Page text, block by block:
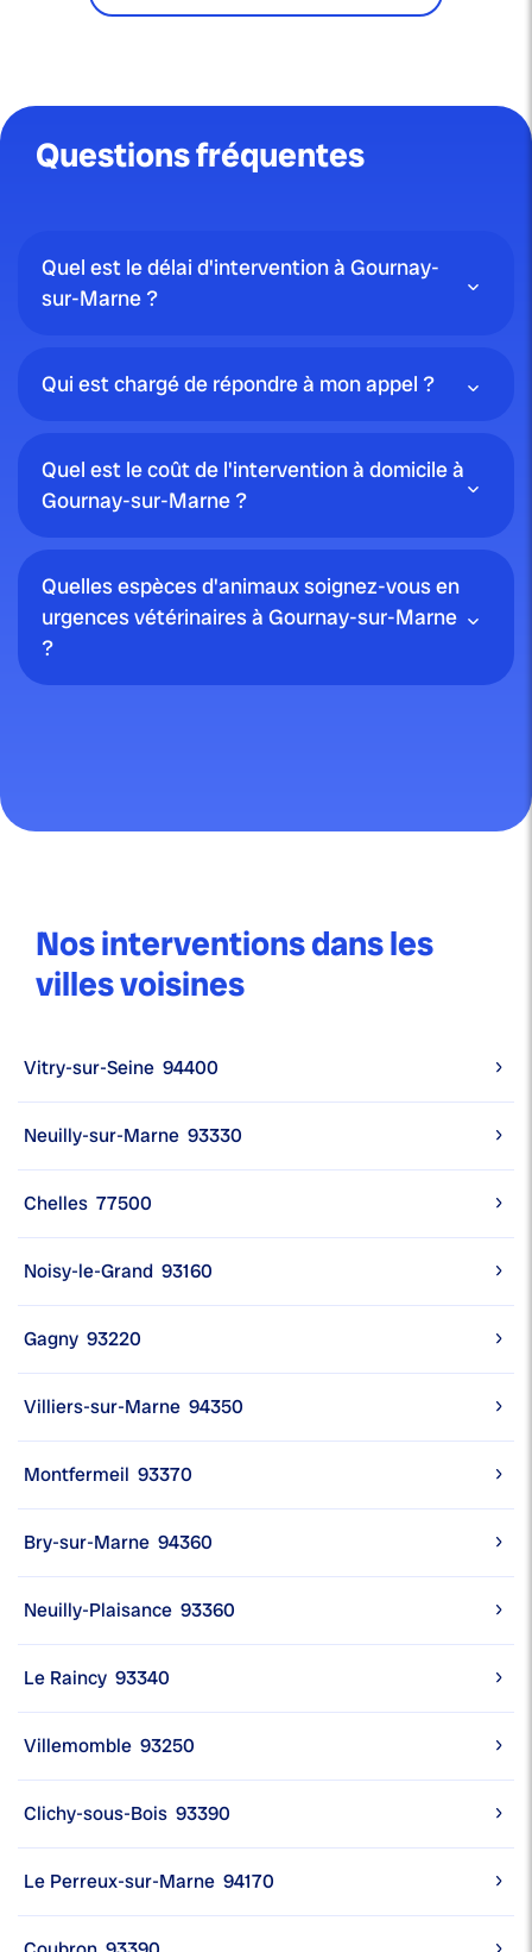
Questions fréquentes
Quel est le délai d'intervention à Gournay-
sur-Marne ?
Qui est chargé de répondre à mon appel ?
Quel est le coût de l'intervention à domicile à
Gournay-sur-Marne ?
Quelles espèces d'animaux soignez-vous en
urgences vétérinaires à Gournay-sur-Marne
?
Nos interventions dans les
villes voisines
Vitry-sur-Seine 94400
Neuilly-sur-Marne 93330
Chelles 77500
Noisy-le-Grand 93160
Gagny 93220
Villiers-sur-Marne 94350
Montfermeil 93370
Bry-sur-Marne 94360
Neuilly-Plaisance 93360
Le Raincy 93340
Villemomble 93250
Clichy-sous-Bois 93390
Le Perreux-sur-Marne 94170